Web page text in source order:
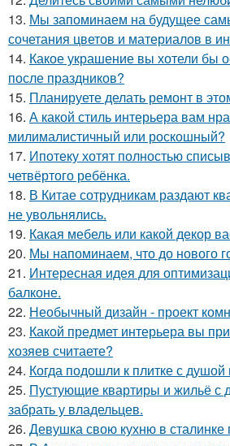
13. Мы запоминаем на будущее
сочетания цветов и материалов в
14. Какое украшение вы хотели бы
после праздников?
15. Планируете делать ремонт в
16. А какой стиль интерьера вам
милималистичный или роскошный?
17. Ипотеку хотят полностью
четвёртого ребёнка.
18. В Китае сотрудникам раздают
не увольнялись.
19. Какая мебель или какой декор
20. Мы напоминаем, что до нового
21. Интересная идея для
балконе.
22. Необычный дизайн - проект
23. Какой предмет интерьера вы
хозяев считаете?
24. Когда подошли к плитке с
25. Пустующие квартиры и жильё с
забрать у владельцев.
26. Девушка свою кухню в сталинке